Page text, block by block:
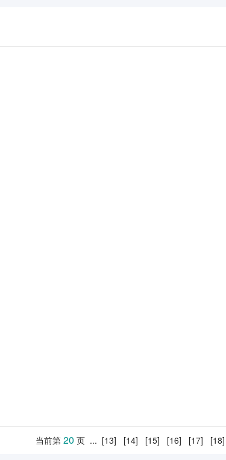
当前第 20 页 ... [13] [14] [15] [16] [17] [18]